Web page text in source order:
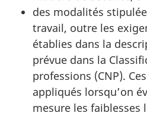
des modalités
travail, outre les
établies dans la
prévue dans la
professions (CNP).
appliqués lorsqu’on
mesure les faiblesses